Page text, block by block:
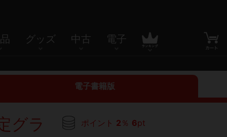
グッズ 中古 電子
電子書籍版
グラ ポイント 2 ％ 6pt